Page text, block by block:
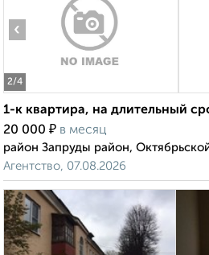
2/4
‹
1-к квартира, на длительный
20 000 ₽ в месяц
район Запруды район,
Агентство, 07.08.2026